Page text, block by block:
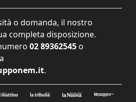
o domanda, il nostro
completa disposizione.
02 89362545 o
.